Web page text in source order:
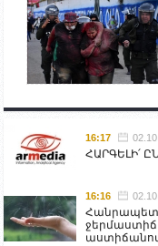
16:17
ՀԱՐԳԵԼԻ՛
16:16